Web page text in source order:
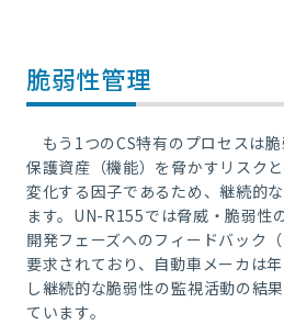
脆弱性管理
もう1つのCS特有のプロセスは脆
保護資産（機能）を脅かすリスク
変化する因子であるため、継続的
ます。UN-R155では脅威・脆弱性
開発フェーズへのフィードバック
要求されており、自動車メーカは
し継続的な脆弱性の監視活動の結
ています。